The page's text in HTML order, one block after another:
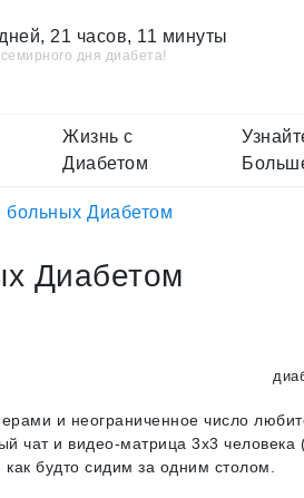
21 часов, 11 минуты
дня диабета!
Жизнь с
Диабетом
больных Диабетом
Диабетом
и неограниченное число
чат и видео-матрица 3х3
будто сидим за одним столом.